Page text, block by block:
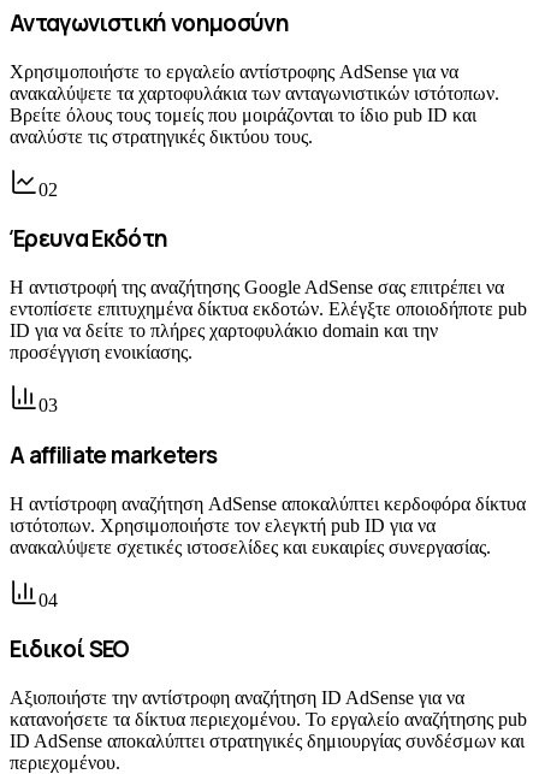
Ανταγωνιστική νοημοσύνη
Χρησιμοποιήστε το εργαλείο αντίστροφης AdSense για να
ανακαλύψετε τα χαρτοφυλάκια των ανταγωνιστικών ιστότοπων.
Βρείτε όλους τους τομείς που μοιράζονται το ίδιο pub ID και
αναλύστε τις στρατηγικές δικτύου τους.
02
Έρευνα Εκδότη
Η αντιστροφή της αναζήτησης Google AdSense σας επιτρέπει να
εντοπίσετε επιτυχημένα δίκτυα εκδοτών. Ελέγξτε οποιοδήποτε pub
ID για να δείτε το πλήρες χαρτοφυλάκιο domain και την
προσέγγιση ενοικίασης.
03
Α affiliate marketers
Η αντίστροφη αναζήτηση AdSense αποκαλύπτει κερδοφόρα δίκτυα
ιστότοπων. Χρησιμοποιήστε τον ελεγκτή pub ID για να
ανακαλύψετε σχετικές ιστοσελίδες και ευκαιρίες συνεργασίας.
04
Ειδικοί SEO
Αξιοποιήστε την αντίστροφη αναζήτηση ID AdSense για να
κατανοήσετε τα δίκτυα περιεχομένου. Το εργαλείο αναζήτησης pub
ID AdSense αποκαλύπτει στρατηγικές δημιουργίας συνδέσμων και
περιεχομένου.